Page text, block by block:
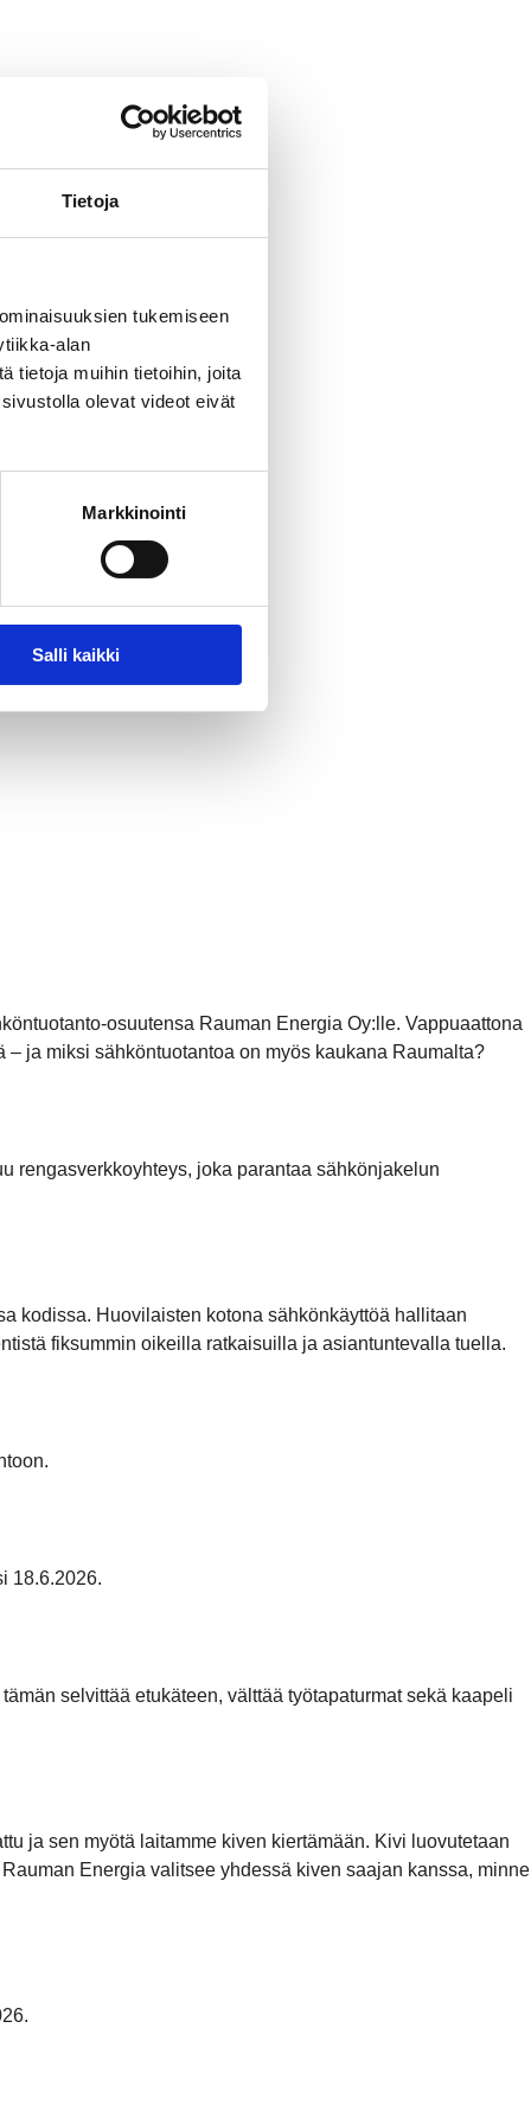
Tietoja
tukemiseen
alan
tietoja muihin tietoihin, joita
olevat videot eivät
Markkinointi
Salli kaikki
osuutensa Rauman Energia Oy:lle. Vappuaattona
ja miksi sähköntuotantoa on myös kaukana Raumalta?
rengasverkkoyhteys, joka parantaa sähkönjakelun
kodissa. Huovilaisten kotona sähkönkäyttöä hallitaan
fiksummin oikeilla ratkaisuilla ja asiantuntevalla tuella.
18.6.2026.
selvittää etukäteen, välttää työtapaturmat sekä kaapeli
ja sen myötä laitamme kiven kiertämään. Kivi luovutetaan
Energia valitsee yhdessä kiven saajan kanssa, minne